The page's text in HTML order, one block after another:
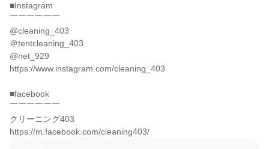
■Instagram
￣￣￣￣￣￣
@cleaning_403
＠tentcleaning_403
@net_929
https://www.instagram.com/cleaning_403
■facebook
￣￣￣￣￣￣
クリーニング403
https://m.facebook.com/cleaning403/